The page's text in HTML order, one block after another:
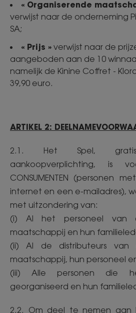
« Organiserende
verwijst naar de onderneming
SA;
« Prijs » verwijst naar de
aangeboden aan de 10
namelijk de Kinine Coffret -
39,90 euro.
ARTIKEL 2:
2.1. Het Spel,
aankoopverplichting, is
CONSUMENTEN (personen
internet en een e-mailadres),
met uitzondering van:
(i) Al het personeel van
maatschappij en hun
(ii) Al de distributeurs van
maatschappij, hun personeel
(iii) Alle personen die
georganiseerd en hun
2.2. Om deel te nemen aan